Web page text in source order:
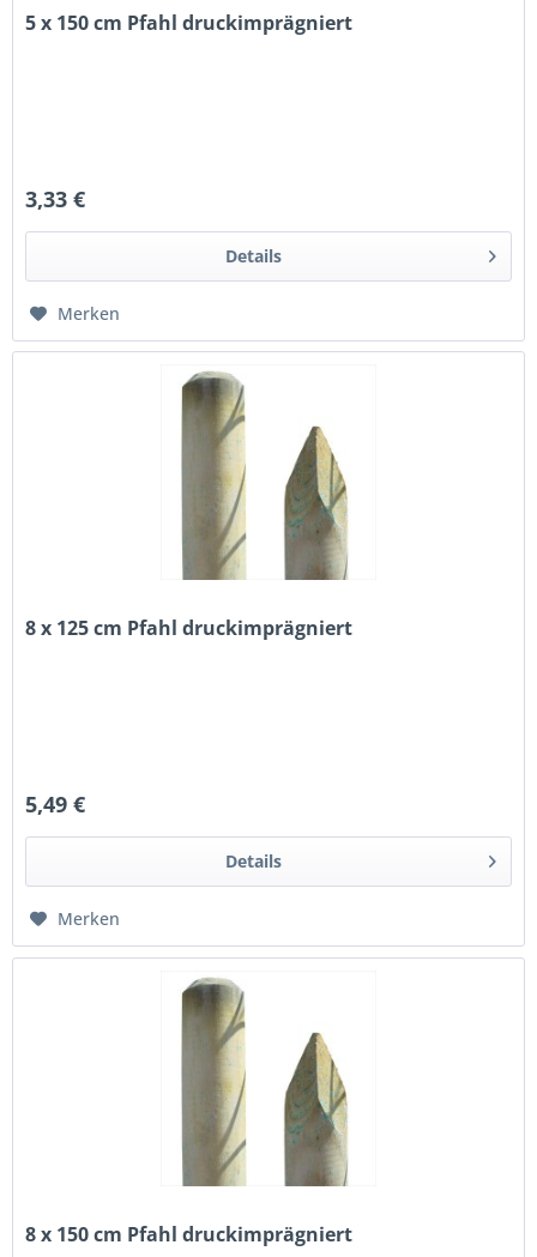
5 x 150 cm Pfahl druckimprägniert
3,33 €
Details
Merken
8 x 125 cm Pfahl druckimprägniert
5,49 €
Details
Merken
8 x 150 cm Pfahl druckimprägniert